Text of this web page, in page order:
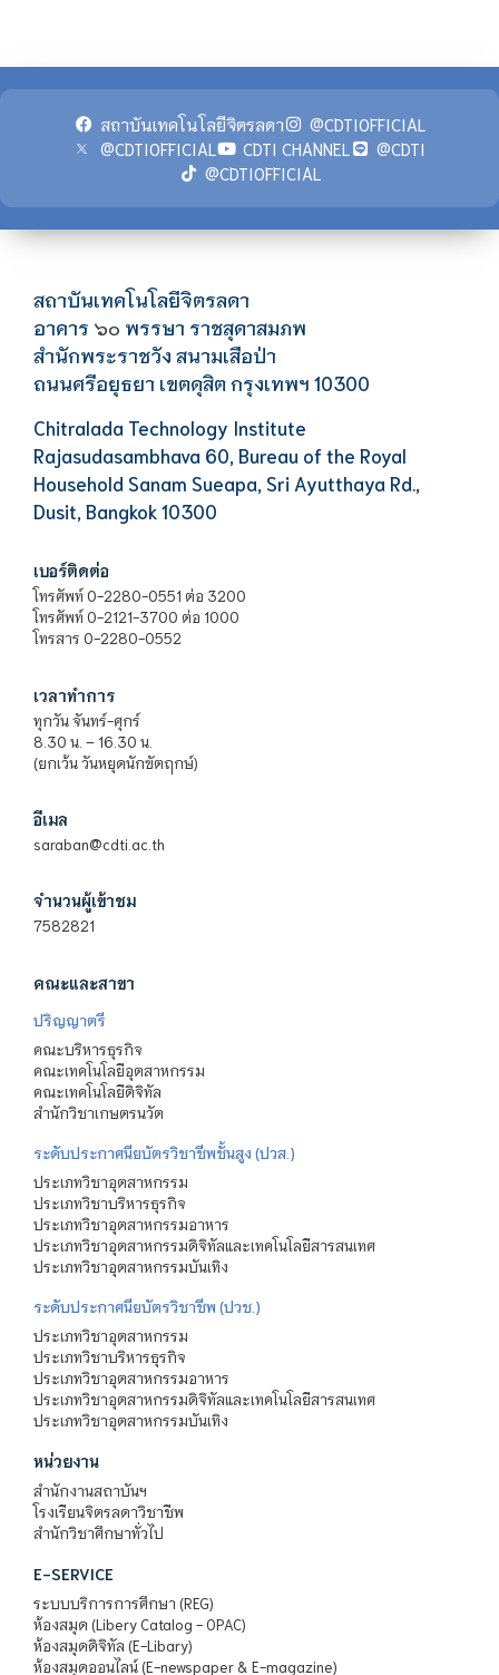
สถาบันเทคโนโลยีจิตรลดา
@CDTIOFFICIAL
@CDTIOFFICIAL
CDTI CHANNEL
@CDTI
@CDTIOFFICIAL
สถาบันเทคโนโลยีจิตรลดา
อาคาร ๖๐ พรรษา ราชสุดาสมภพ
สำนักพระราชวัง สนามเสือป่า
ถนนศรีอยุธยา เขตดุสิต กรุงเทพฯ 10300
Chitralada Technology Institute
Rajasudasambhava 60, Bureau of the Royal
Household Sanam Sueapa, Sri Ayutthaya Rd.,
Dusit, Bangkok 10300
เบอร์ติดต่อ
โทรศัพท์ 0-2280-0551 ต่อ 3200
โทรศัพท์ 0-2121-3700 ต่อ 1000
โทรสาร 0-2280-0552
เวลาทำการ
ทุกวัน จันทร์-ศุกร์
8.30 น. – 16.30 น.
(ยกเว้น วันหยุดนักขัตฤกษ์)
อีเมล
saraban@cdti.ac.th
จำนวนผู้เข้าชม
7582821
คณะและสาขา
ปริญญาตรี
คณะบริหารธุรกิจ
คณะเทคโนโลยีอุตสาหกรรม
คณะเทคโนโลยีดิจิทัล
สำนักวิชาเกษตรนวัต
ระดับประกาศนียบัตรวิชาชีพชั้นสูง (ปวส.)
ประเภทวิชาอุตสาหกรรม
ประเภทวิชาบริหารธุรกิจ
ประเภทวิชาอุตสาหกรรมอาหาร
ประเภทวิชาอุตสาหกรรมดิจิทัลและเทคโนโลยีสารสนเทศ
ประเภทวิชาอุตสาหกรรมบันเทิง
ระดับประกาศนียบัตรวิชาชีพ (ปวช.)
ประเภทวิชาอุตสาหกรรม
ประเภทวิชาบริหารธุรกิจ
ประเภทวิชาอุตสาหกรรมอาหาร
ประเภทวิชาอุตสาหกรรมดิจิทัลและเทคโนโลยีสารสนเทศ
ประเภทวิชาอุตสาหกรรมบันเทิง
หน่วยงาน
สำนักงานสถาบันฯ
โรงเรียนจิตรลดาวิชาชีพ
สำนักวิชาศึกษาทั่วไป
E-SERVICE
ระบบบริการการศึกษา (REG)
ห้องสมุด (Libery Catalog - OPAC)
ห้องสมุดดิจิทัล (E-Libary)
ห้องสมุดออนไลน์ (E-newspaper & E-magazine)